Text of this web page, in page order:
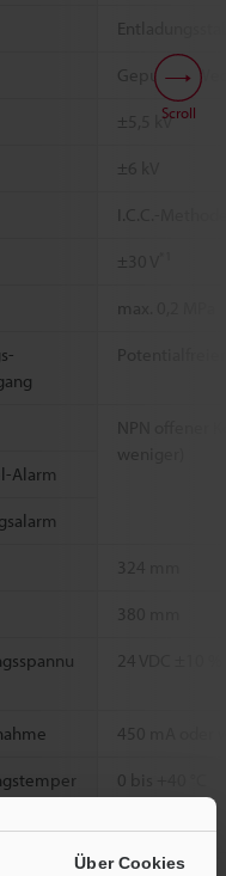
Über Cookies
Gepulster
±5,5 kV
±6 kV
±30 V
max. 0,2 MPa
weniger)
Alarm
324 mm
380 mm
24 VDC ±10 %
450 mA oder
0 bis +40 °C
35 bis 65 %
Scroll